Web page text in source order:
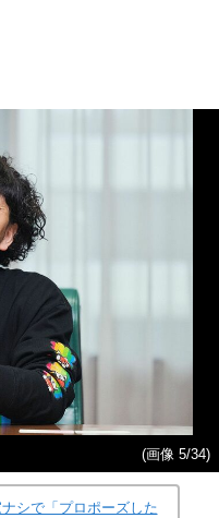
(画像 5/34)
シで「プロポーズした